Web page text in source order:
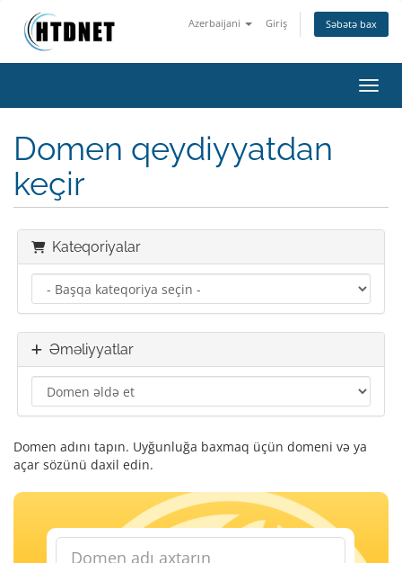
Azerbaijani Giriş Səbətə bax
Domen qeydiyyatdan
keçir
Kateqoriyalar
Əməliyyatlar
Domen adını tapın. Uyğunluğa baxmaq üçün domeni və ya
açar sözünü daxil edin.